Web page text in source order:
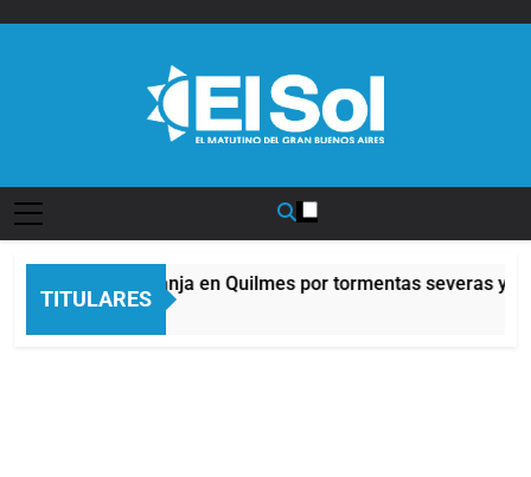
TITULARES
Alerta naranja en Quilmes por tormentas severas y
3 Horas Atrás